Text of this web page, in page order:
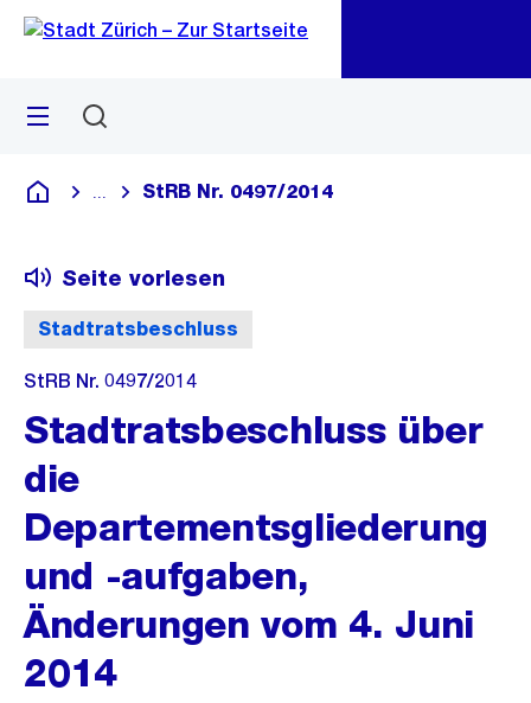
Navigation
Sprunglink
Menü
Deutsch
Blende alle Breadcrumbs ein
StRB Nr. 0497/2014
Stadtratsbeschluss
Seite vorlesen
StRB Nr. 0497/2014
Stadtratsbeschluss über
die
Departementsgliederung
und -aufgaben,
Änderungen vom 4. Juni
2014